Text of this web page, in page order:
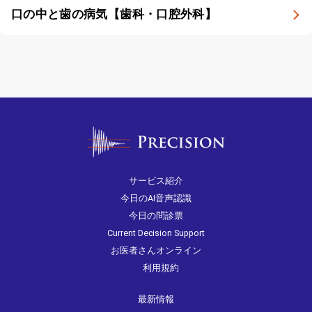
口の中と歯の病気【歯科・口腔外科】
サービス紹介
今日のAI音声認識
今日の問診票
Current Decision Support
お医者さんオンライン
利用規約
最新情報